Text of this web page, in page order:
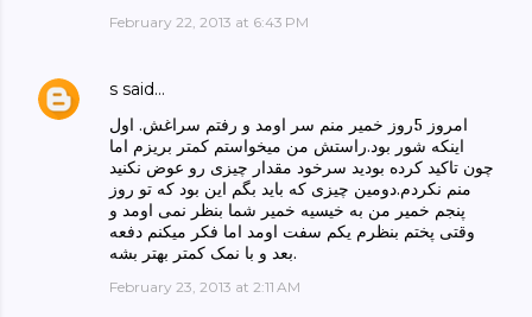
February 22, 2013 at 6:43 PM
s said…
امروز 5روز خمیر منم سر اومد و رفتم سراغش. اول
اینکه شور بود.راستش من میخواستم کمتر بریزم اما
چون تاکید کرده بودید سرخود مقدار چیزی رو عوض نکنید
منم نکردم.دومین چیزی که باید بگم این بود که تو روز
پنجم خمیر من به خیسیه خمیر شما بنظر نمی اومد و
وقتی پختم بنظرم یکم سفت اومد اما فکر میکنم دفعه
بعد و با نمک کمتر بهتر بشه.
February 23, 2013 at 2:11 AM